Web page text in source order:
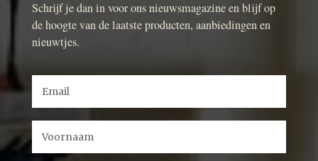
Schrijf je dan in voor ons nieuwsmagazine en blijf op
de hoogte van de laatste producten, aanbiedingen en
nieuwtjes.